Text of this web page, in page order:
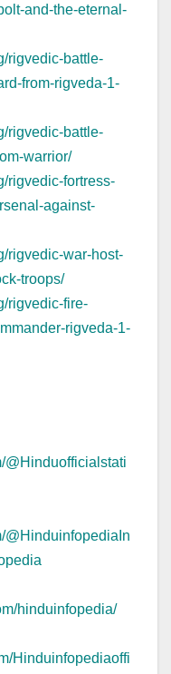
and-the-eternal-
rigvedic-battle-
from-rigveda-1-
rigvedic-battle-
warrior/
rigvedic-fortress-
against-
rigvedic-war-host-
troops/
rigvedic-fire-
rigveda-1-
@Hinduofficialstati
@HinduinfopediaIn
hinduinfopedia/
Hinduinfopediaoffi